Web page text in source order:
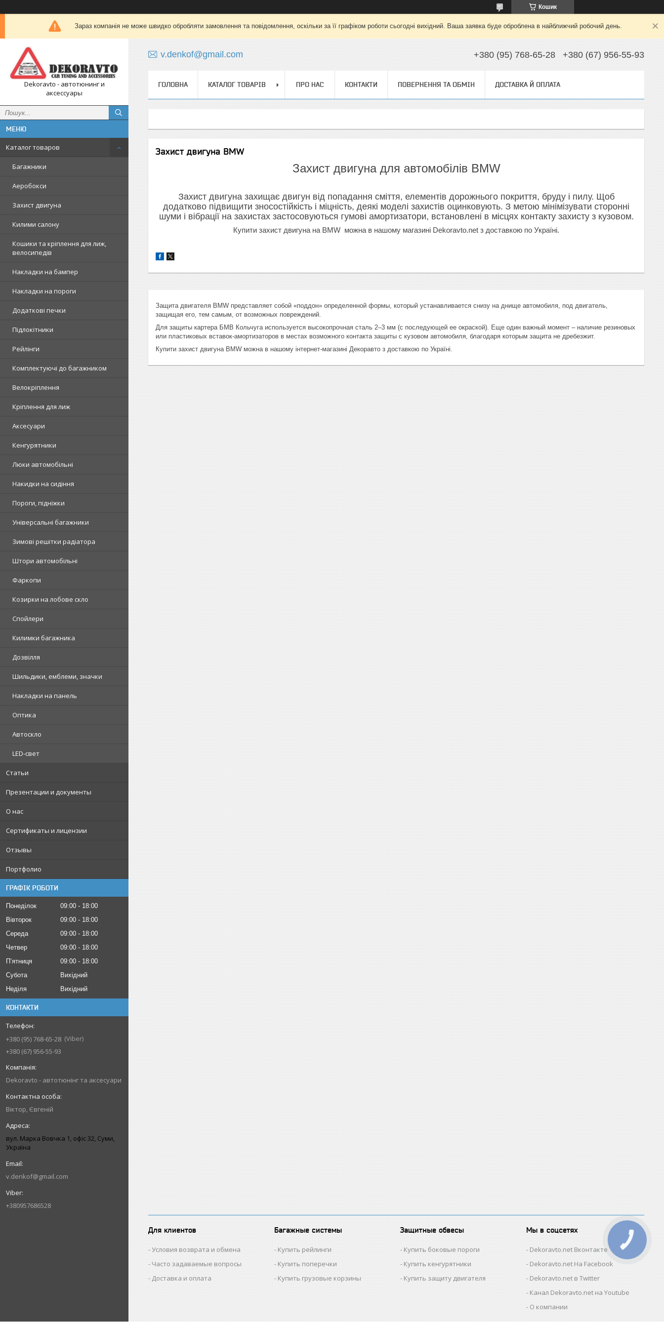
Кошик
Зараз компанія не може швидко обробляти замовлення та повідомлення, оскільки за її графіком роботи сьогодні вихідний. Ваша заявка буде оброблена в найближчий робочий день.
Dekoravto - автотюнинг и
аксессуары
Каталог товаров
Багажники
Аеробокси
Захист двигуна
Килими салону
Кошики та кріплення для лиж,
велосипедів
Накладки на бампер
Накладки на пороги
Додаткові печки
Підлокітники
Рейлінги
Комплектуючі до багажником
Велокріплення
Кріплення для лиж
Аксесуари
Кенгурятники
Люки автомобільні
Накидки на сидіння
Пороги, підніжки
Універсальні багажники
Зимові решітки радіатора
Штори автомобільні
Фаркопи
Козирки на лобове скло
Спойлери
Килимки багажника
Дозвілля
Шильдики, емблеми, значки
Накладки на панель
Оптика
Автоскло
LED-свет
Статьи
Презентации и документы
О нас
Сертификаты и лицензии
Отзывы
Портфолио
ГРАФІК РОБОТИ
Понеділок 09:00
18:00
Вівторок
09:00
18:00
Середа
09:00
18:00
Четвер
09:00
18:00
Пʼятниця
09:00
18:00
Субота
Вихідний
Неділя
Вихідний
КОНТАКТИ
+380 (95) 768-65-28 Viber
+380 (67) 956-55-93
Dekoravto - автотюнінг та аксесуари
Віктор, Євгеній
вул. Марка Вовчка 1, офіс 32, Суми,
Україна
v.denkof@gmail.com
+380957686528
v.denkof@gmail.com +380 (95) 768-65-28 +380 (67) 956-55-93
ГОЛОВНА КАТАЛОГ ТОВАРІВ ПРО НАС КОНТАКТИ ПОВЕРНЕННЯ ТА ОБМІН ДОСТАВКА Й ОПЛАТА
Захист двигуна BMW
Захист двигуна для автомобілів BMW
Захист двигуна захищає двигун від попадання сміття, елементів дорожнього покриття, бруду і пилу. Щоб
додатково підвищити зносостійкість і міцність, деякі моделі захистів оцинковують. З метою мінімізувати сторонні
шуми і вібрації на захистах застосовуються гумові амортизатори, встановлені в місцях контакту захисту з кузовом.
Купити захист двигуна на BMW можна в нашому магазині Dekoravto.net з доставкою по Україні.
Защита двигателя BMW представляет собой «поддон» определенной формы, который устанавливается снизу на днище автомобиля, под двигатель,
защищая его, тем самым, от возможных повреждений.
Для защиты картера БМВ Кольчуга используется высокопрочная сталь 2–3 мм (с последующей ее окраской). Еще один важный момент – наличие резиновых
или пластиковых вставок-амортизаторов в местах возможного контакта защиты с кузовом автомобиля, благодаря которым защита не дребезжит.
Купити захист двигуна BMW можна в нашому інтернет-магазині Декоравто з доставкою по Україні.
Для клиентов
Условия возврата и обмена
Часто задаваемые вопросы
Доставка и оплата
Багажные системы
Купить рейлинги
Купить поперечки
Купить грузовые корзины
Защитные обвесы
Купить боковые пороги
Купить кенгурятники
Купить защиту двигателя
Мы в соцсетях
Dekoravto.net Вконтакте
Dekoravto.net На Facebook
Dekoravto.net в Twitter
Канал Dekoravto.net на Youtube
О компании
КНОПКА
ЗВ'ЯЗКУ